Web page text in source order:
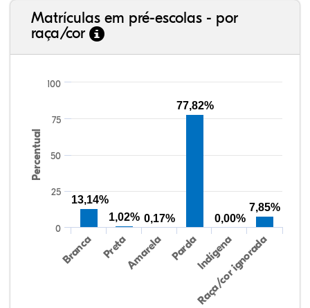
Matrículas em pré-escolas - por
raça/cor
Percentual
Branca PretaAmarela PardaIndígena
Raça/cor ignorada
0
100
25
50
75
13,14%
1,02% 0,17%
77,82%
0,00%
7,85%